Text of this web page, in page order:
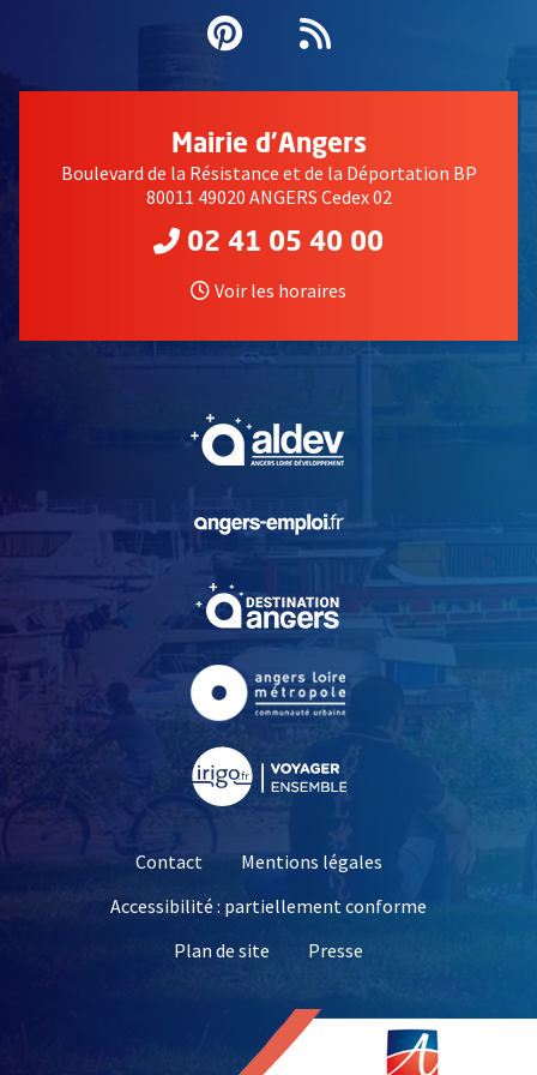
Pinterest
, Ouvre une
Flux RSS
Mairie d'Angers
Boulevard de la Résistance et de la Déportation BP
80011 49020 ANGERS Cedex 02
02 41 05 40 00
Voir les horaires
, Ouvre une nouvelle
, Ouvre une nouvelle
Contact
Mentions légales
Accessibilité : partiellement conforme
Plan de site
Presse